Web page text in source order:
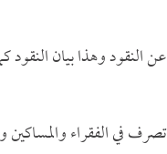
النقود وهذا بيان
تصرف في الفقراء